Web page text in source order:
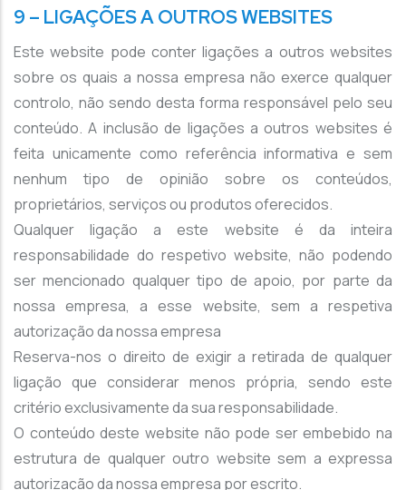
9 – LIGAÇÕES A OUTROS WEBSITES
Este website pode conter ligações a outros websites
sobre os quais a nossa empresa não exerce qualquer
controlo, não sendo desta forma responsável pelo seu
conteúdo. A inclusão de ligações a outros websites é
feita unicamente como referência informativa e sem
nenhum tipo de opinião sobre os conteúdos,
proprietários, serviços ou produtos oferecidos.
Qualquer ligação a este website é da inteira
responsabilidade do respetivo website, não podendo
ser mencionado qualquer tipo de apoio, por parte da
nossa empresa, a esse website, sem a respetiva
autorização da nossa empresa
Reserva-nos o direito de exigir a retirada de qualquer
ligação que considerar menos própria, sendo este
critério exclusivamente da sua responsabilidade.
O conteúdo deste website não pode ser embebido na
estrutura de qualquer outro website sem a expressa
autorização da nossa empresa por escrito.